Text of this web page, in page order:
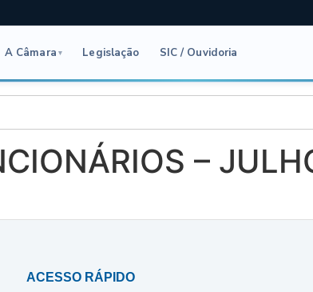
A Câmara ▾ Legislação SIC / Ouvidoria
–
ACESSO RÁPIDO